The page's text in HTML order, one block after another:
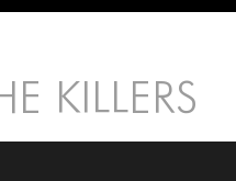
KILLERS